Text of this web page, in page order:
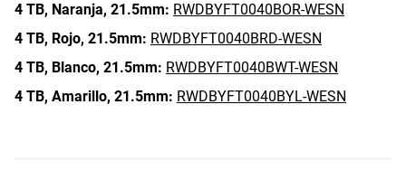
4 TB, Naranja, 21.5mm: RWDBYFT0040BOR-WESN
4 TB, Rojo, 21.5mm: RWDBYFT0040BRD-WESN
4 TB, Blanco, 21.5mm: RWDBYFT0040BWT-WESN
4 TB, Amarillo, 21.5mm: RWDBYFT0040BYL-WESN